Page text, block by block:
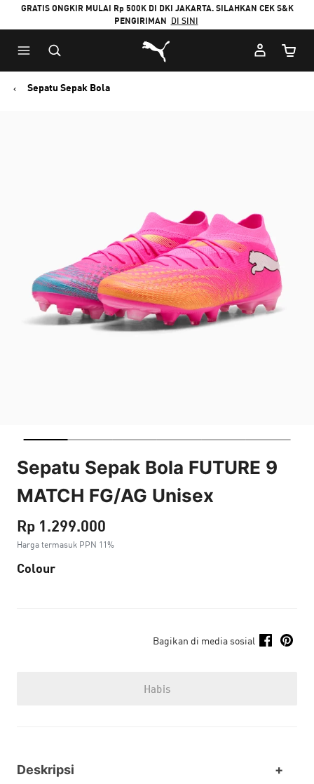
GRATIS ONGKIR MULAI Rp 500K DI DKI JAKARTA. SILAHKAN CEK S&K
PENGIRIMAN DI SINI
Puma Beranda
Sepatu Sepak Bola
Sepatu Sepak Bola FUTURE 9
MATCH FG/AG Unisex
Rp 1.299.000
Harga termasuk PPN 11%
Colour
Bagikan di media sosial
Habis
Deskripsi